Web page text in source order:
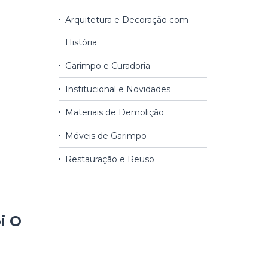
O
Arquitetura e Decoração com
História
Garimpo e Curadoria
Institucional e Novidades
Materiais de Demolição
Móveis de Garimpo
Restauração e Reuso